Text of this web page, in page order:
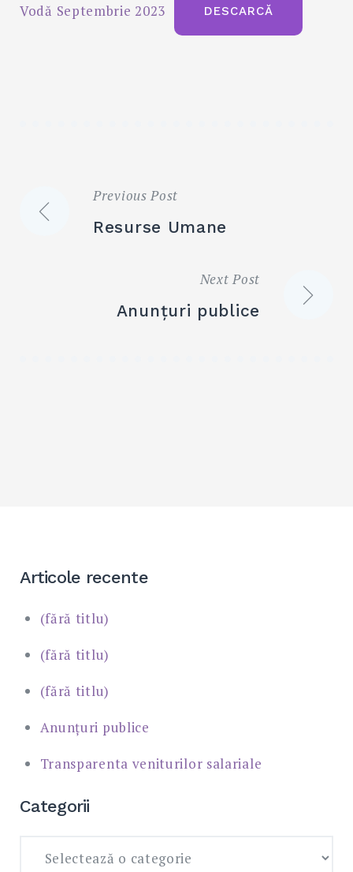
Vodă Septembrie 2023
DESCARCĂ
Navigare
Previous Post
Resurse Umane
Next Post
Anunțuri publice
Articole recente
(fără titlu)
(fără titlu)
(fără titlu)
Anunțuri publice
Transparenta veniturilor salariale
Categorii